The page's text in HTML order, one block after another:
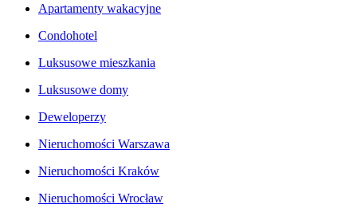
Apartamenty wakacyjne
Condohotel
Luksusowe mieszkania
Luksusowe domy
Deweloperzy
Nieruchomości Warszawa
Nieruchomości Kraków
Nieruchomości Wrocław